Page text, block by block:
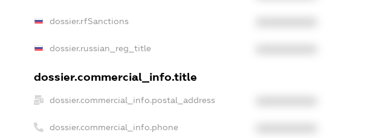
dossier.rfSanctions
dossier.russian_reg_title
dossier.commercial_info.title
dossier.commercial_info.postal_address
dossier.commercial_info.phone